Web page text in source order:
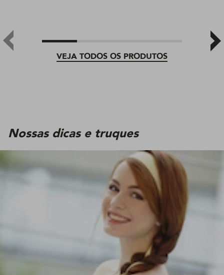
VEJA TODOS OS PRODUTOS
Nossas dicas e truques